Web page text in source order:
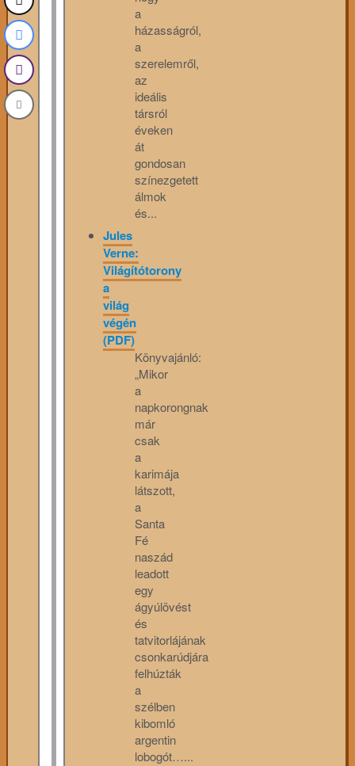
a
házasságról,
a
szerelemről,
az
ideális
társról
éveken
át
gondosan
színezgetett
álmok
és...
Jules
Verne:
Világítótorony
a
világ
végén
(PDF)
Könyvajánló:
„Mikor
a
napkorongnak
már
csak
a
karimája
látszott,
a
Santa
Fé
naszád
leadott
egy
ágyúlövést
és
tatvitorlájának
csonkarúdjára
felhúzták
a
szélben
kibomló
argentin
lobogót…...